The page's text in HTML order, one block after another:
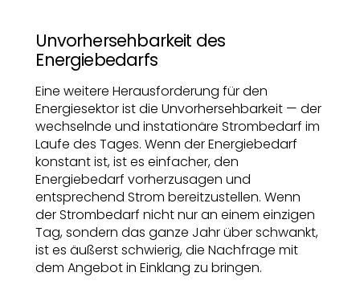
Unvorhersehbarkeit des
Energiebedarfs
Eine weitere Herausforderung für den
Energiesektor ist die Unvorhersehbarkeit — der
wechselnde und instationäre Strombedarf im
Laufe des Tages. Wenn der Energiebedarf
konstant ist, ist es einfacher, den
Energiebedarf vorherzusagen und
entsprechend Strom bereitzustellen. Wenn
der Strombedarf nicht nur an einem einzigen
Tag, sondern das ganze Jahr über schwankt,
ist es äußerst schwierig, die Nachfrage mit
dem Angebot in Einklang zu bringen.